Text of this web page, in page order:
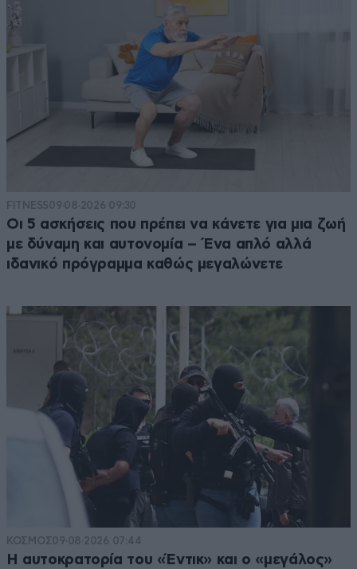
FITNESS09·08·2026 09:30
Οι 5 ασκήσεις που πρέπει να κάνετε για μια ζωή
με δύναμη και αυτονομία – Ένα απλό αλλά
ιδανικό πρόγραμμα καθώς μεγαλώνετε
ΚΟΣΜΟΣ09·08·2026 07:44
Η αυτοκρατορία του «Έντικ» και ο «μεγάλος»